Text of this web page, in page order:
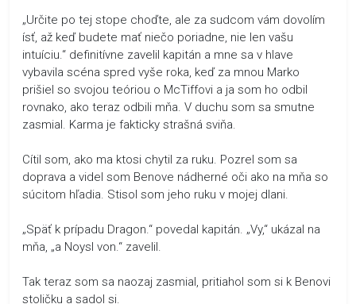
„Určite po tej stope choďte, ale za sudcom vám dovolím
ísť, až keď budete mať niečo poriadne, nie len vašu
intuíciu.“ definitívne zavelil kapitán a mne sa v hlave
vybavila scéna spred vyše roka, keď za mnou Marko
prišiel so svojou teóriou o McTiffovi a ja som ho odbil
rovnako, ako teraz odbili mňa. V duchu som sa smutne
zasmial. Karma je fakticky strašná sviňa.
Cítil som, ako ma ktosi chytil za ruku. Pozrel som sa
doprava a videl som Benove nádherné oči ako na mňa so
súcitom hľadia. Stisol som jeho ruku v mojej dlani.
„Späť k prípadu Dragon.“ povedal kapitán. „Vy,“ ukázal na
mňa, „a Noysl von.“ zavelil.
Tak teraz som sa naozaj zasmial, pritiahol som si k Benovi
stoličku a sadol si.